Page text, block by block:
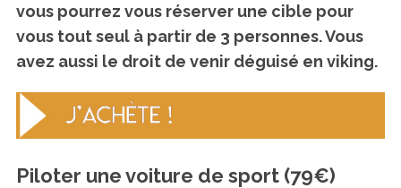
vous pourrez vous réserver une cible pour
vous tout seul à partir de 3 personnes. Vous
avez aussi le droit de venir déguisé en viking.
Piloter une voiture de sport (79€)